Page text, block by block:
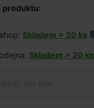
produktu:
Skladem > 20 ks
Skladem > 20 ks